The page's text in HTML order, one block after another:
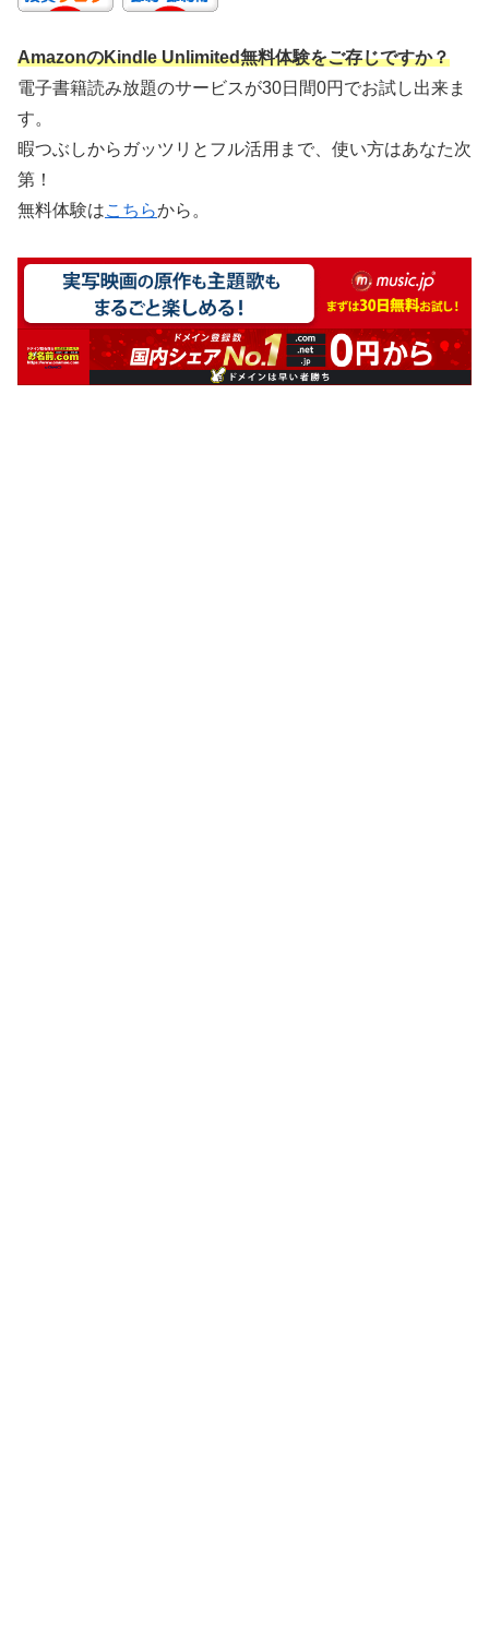
AmazonのKindle Unlimited無料体験をご存じですか？
電子書籍読み放題のサービスが30日間0円でお試し出来ま
す。
暇つぶしからガッツリとフル活用まで、使い方はあなた次
第！
無料体験はこちらから。